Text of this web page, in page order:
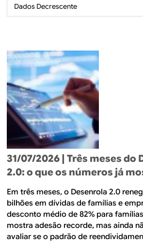
E
e
u
s
c
a
31/07/2026 | Três meses do
2.0: o que os números já
Em três meses, o Desenrola 2.0
bilhões em dívidas de famílias e
desconto médio de 82% para
mostra adesão recorde, mas ainda
avaliar se o padrão de